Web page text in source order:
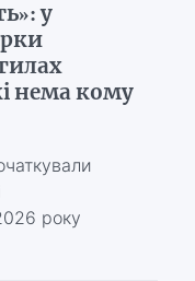
у
нема кому
року